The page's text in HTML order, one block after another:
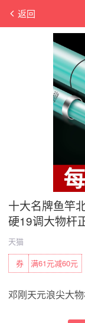
返回
十大名牌鱼竿
硬19调大物杆
天猫
满61元减60元
券
邓刚天元浪尖大